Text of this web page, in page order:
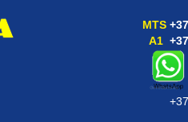
MTS
A1